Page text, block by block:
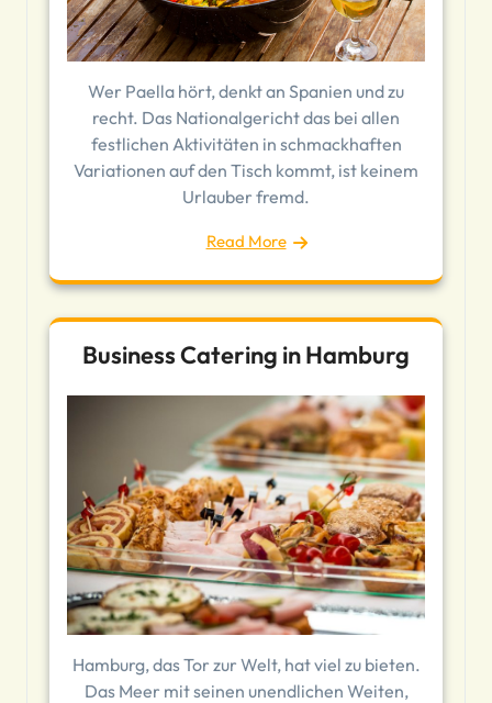
Wer Paella hört, denkt an Spanien und zu
recht. Das Nationalgericht das bei allen
festlichen Aktivitäten in schmackhaften
Variationen auf den Tisch kommt, ist keinem
Urlauber fremd.
Read More
Business Catering in Hamburg
Hamburg, das Tor zur Welt, hat viel zu bieten.
Das Meer mit seinen unendlichen Weiten,